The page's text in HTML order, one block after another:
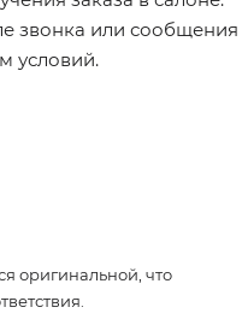
звонка или сообщения
условий.
оригинальной, что